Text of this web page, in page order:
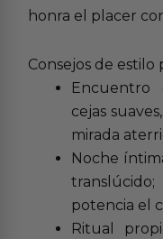
honra el placer
Consejos de estilo
Encuentro
cejas
mirada
Noche
potencia el
Ritual